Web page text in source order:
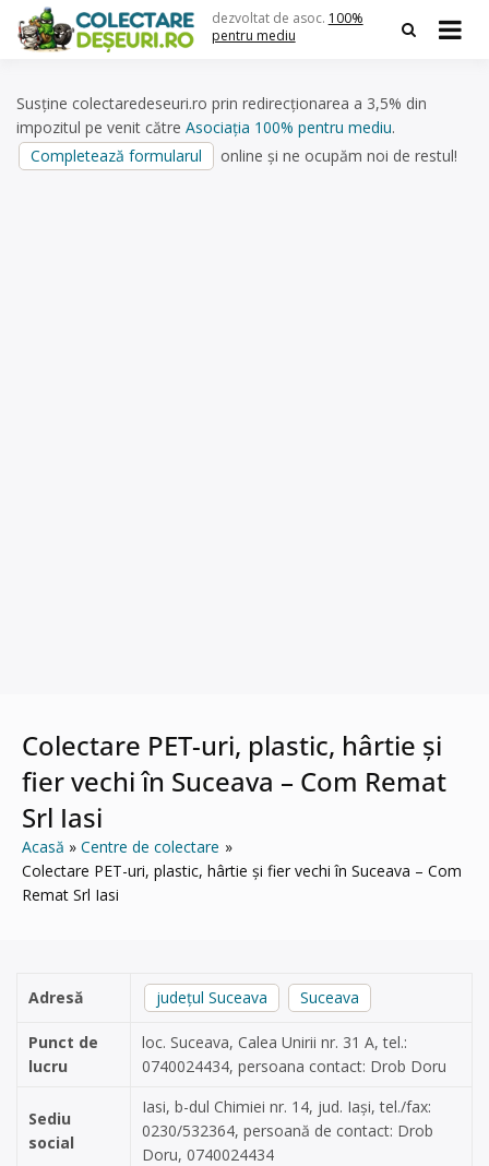
content
dezvoltat de asoc. 100%
pentru mediu
Susține colectaredeseuri.ro prin redirecționarea a 3,5% din
impozitul pe venit către Asociația 100% pentru mediu.
Completează formularul
online și ne ocupăm noi de restul!
Colectare PET-uri, plastic, hârtie și
fier vechi în Suceava – Com Remat
Srl Iasi
Acasă
Centre de colectare
Colectare PET-uri, plastic, hârtie și fier vechi în Suceava – Com
Remat Srl Iasi
Adresă județul Suceava Suceava
Punct de
lucru
loc. Suceava, Calea Unirii nr. 31 A, tel.:
0740024434, persoana contact: Drob Doru
Sediu
social
Iasi, b-dul Chimiei nr. 14, jud. Iași, tel./fax:
0230/532364, persoană de contact: Drob
Doru, 0740024434